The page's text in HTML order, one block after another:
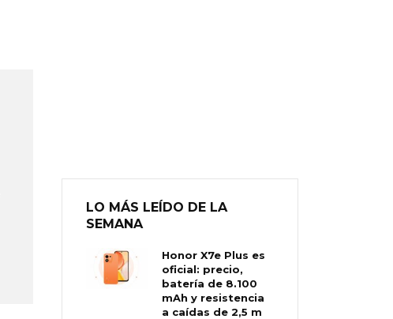
LO MÁS LEÍDO DE LA
SEMANA
Honor X7e Plus es
oficial: precio,
batería de 8.100
mAh y resistencia
a caídas de 2,5 m